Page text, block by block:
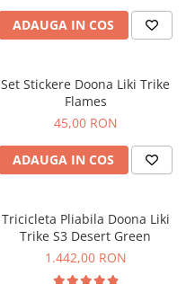
ADAUGA IN COS
Set Stickere Doona Liki Trike
Flames
45,00 RON
ADAUGA IN COS
Tricicleta Pliabila Doona Liki
Trike S3 Desert Green
1.442,00 RON